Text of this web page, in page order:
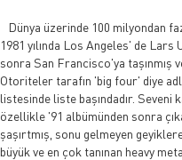
Dünya üzerinde 100 milyondan
1981 yılında Los Angeles' de
sonra San Francisco'ya taşınmış
Otoriteler tarafın 'big four' diye
listesinde liste başındadır.
özellikle '91 albümünden sonra
şaşırtmış, sonu gelmeyen
büyük ve en çok tanınan heavy